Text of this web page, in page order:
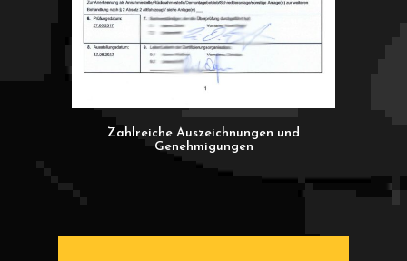
Zahlreiche Auszeichnungen und
Genehmigungen